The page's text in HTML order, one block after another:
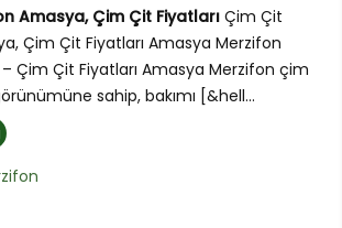
Amasya, Çim Çit Fiyatları Çim Çit
Çim Çit Fiyatları Amasya Merzifon
Çim Çit Fiyatları Amasya Merzifon çim
sahip, bakımı [&hell...